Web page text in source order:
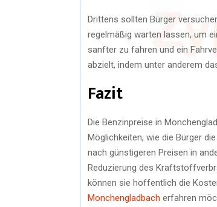
Drittens sollten Bürger
regelmäßig warten lassen, um
sanfter zu fahren und ein
abzielt, indem unter anderem
Fazit
Die Benzinpreise in
Möglichkeiten, wie die Bürger
nach günstigeren Preisen in
Reduzierung des
können sie hoffentlich die
Monchengladbach erfahren